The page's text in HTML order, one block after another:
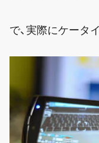
で、実際にケータ